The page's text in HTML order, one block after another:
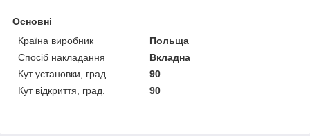
Основні
Країна виробник
Польща
Спосіб накладання
Вкладна
Кут установки, град.
90
Кут відкриття, град.
90